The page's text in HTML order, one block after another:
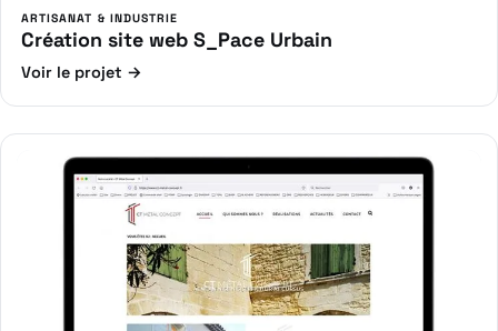
ARTISANAT & INDUSTRIE
Création site web S_Pace Urbain
Voir le projet →